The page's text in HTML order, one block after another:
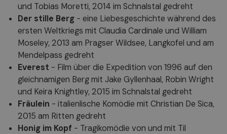
und Tobias Moretti, 2014 im Schnalstal gedreht
Der stille Berg - eine Liebesgeschichte während des
ersten Weltkriegs mit Claudia Cardinale und William
Moseley, 2013 am Pragser Wildsee, Langkofel und am
Mendelpass gedreht
Everest - Film über die Expedition von 1996 auf den
gleichnamigen Berg mit Jake Gyllenhaal, Robin Wright
und Keira Knightley, 2015 im Schnalstal gedreht
Fräulein - italienlische Komödie mit Christian De Sica,
2015 am Ritten gedreht
Honig im Kopf - Tragikomödie von und mit Til